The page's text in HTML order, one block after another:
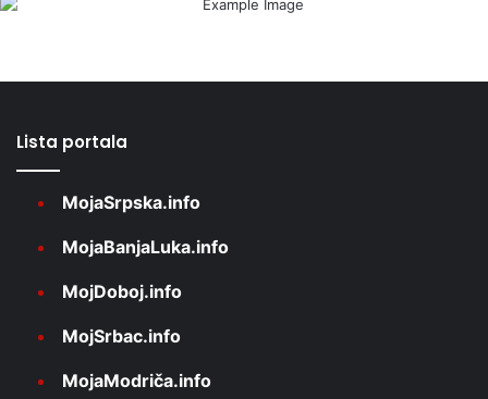
Lista portala
MojaSrpska.info
MojaBanjaLuka.info
MojDoboj.info
MojSrbac.info
MojaModriča.info